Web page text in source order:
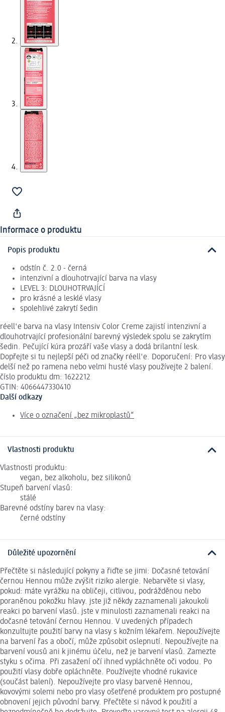
Informace o produktu
Popis produktu
odstín č. 2.0 - černá
intenzivní a dlouhotrvající barva na vlasy
LEVEL 3: DLOUHOTRVAJÍCÍ
pro krásné a lesklé vlasy
spolehlivé zakrytí šedin
réell'e barva na vlasy Intensiv Color Creme zajistí intenzivní a
dlouhotrvající profesionální barevný výsledek spolu se zakrytím
šedin. Pečující kúra prozáří vaše vlasy a dodá brilantní lesk.
Dopřejte si tu nejlepší péči od značky réell'e. Doporučení: Pro vlasy
delší než po ramena nebo velmi husté vlasy používejte 2 balení.
číslo produktu dm: 1622212
GTIN: 4066447330410
Další odkazy
Více o označení „bez mikroplastů“
Vlastnosti produktu
Vlastnosti produktu:
vegan, bez alkoholu, bez silikonů
Stupeň barvení vlasů:
stálé
Barevné odstíny barev na vlasy:
černé odstíny
Důležité upozornění
Přečtěte si následující pokyny a řiďte se jimi: Dočasné tetování
černou Hennou může zvýšit riziko alergie. Nebarvěte si vlasy,
pokud: máte vyrážku na obličeji, citlivou, podrážděnou nebo
poraněnou pokožku hlavy. jste již někdy zaznamenali jakoukoli
reakci po barvení vlasů. jste v minulosti zaznamenali reakci na
dočasné tetování černou Hennou. V uvedených případech
konzultujte použití barvy na vlasy s kožním lékařem. Nepoužívejte
na barvení řas a obočí, může způsobit oslepnutí. Nepoužívejte na
barvení vousů ani k jinému účelu, než je barvení vlasů. Zamezte
styku s očima. Při zasažení očí ihned vypláchněte oči vodou. Po
použití vlasy dobře opláchněte. Používejte vhodné rukavice
(součást balení). Nepoužívejte pro vlasy barvené Hennou,
kovovými solemi nebo pro vlasy ošetřené produktem pro postupné
obnovení jejich původní barvy. Přečtěte si návod k použití a